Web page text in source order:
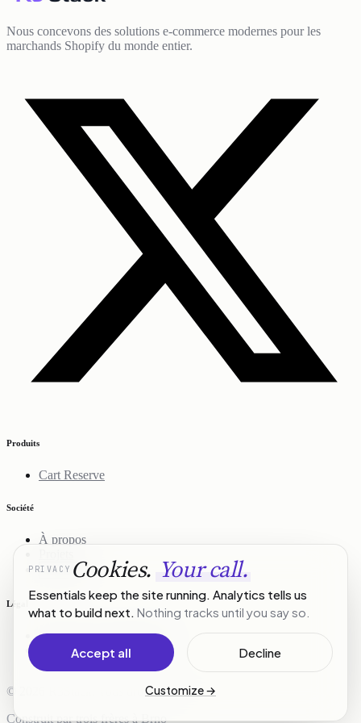
Nous concevons des solutions e-commerce modernes pour les
marchands Shopify du monde entier.
Produits
Cart Reserve
Société
À propos
Contact
Légal
Politique de confidentialité
Conditions d'utilisation
© 2026 R3Stack. Tous droits réservés.
Construit par trois frères à Brno
PRIVACY Cookies. Your call.
Essentials keep the site running. Analytics tells us
what to build next. Nothing tracks until you say so.
Accept all Decline
Customize→